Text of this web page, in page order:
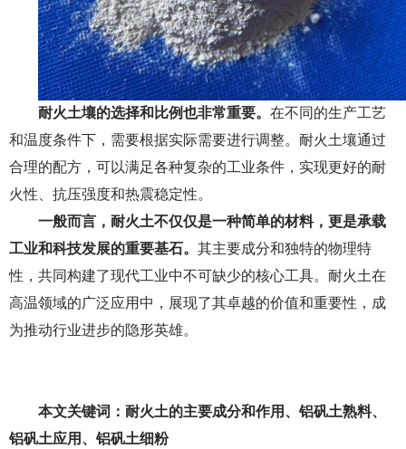
耐火土壤的选择和比例也非常重要。 在不同的生产工艺
和温度条件下，需要根据实际需要进行调整。耐火土壤通过
合理的配方，可以满足各种复杂的工业条件，实现更好的耐
火性、抗压强度和热震稳定性。
一般而言，耐火土不仅仅是一种简单的材料，更是承载
工业和科技发展的重要基石。 其主要成分和独特的物理特
性，共同构建了现代工业中不可缺少的核心工具。耐火土在
高温领域的广泛应用中，展现了其卓越的价值和重要性，成
为推动行业进步的隐形英雄。
本文关键词： 耐火土的主要成分和作用、 铝矾土熟料、
铝矾土应用、 铝矾土细粉